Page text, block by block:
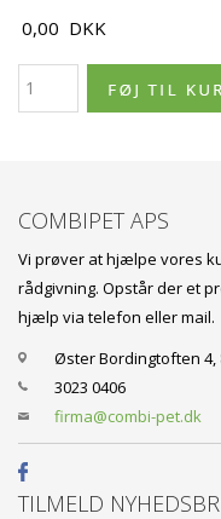
0,00 DKK
COMBIPET APS
Vi prøver at hjælpe vores
rådgivning. Opstår der et
hjælp via telefon eller mail.
Øster Bordingtoften 4,
3023 0406
firma@combi-pet.dk
TILMELD